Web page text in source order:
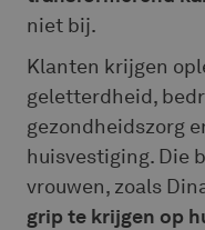
niet bij.
Klanten krijgen
geletterdheid,
gezondheidszorg
huisvestiging. Die
vrouwen, zoals
grip te krijgen op